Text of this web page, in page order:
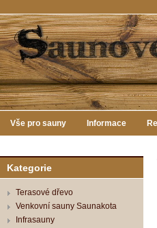
Vše pro sauny Informace
Kategorie
Terasové dřevo
Venkovní sauny Saunakota
Infrasauny